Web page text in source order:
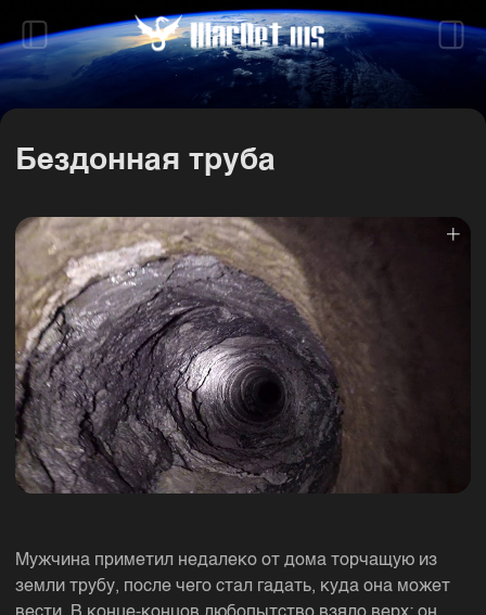
Бездонная труба
Мужчина приметил недалеко от дома торчащую из
земли трубу, после чего стал гадать, куда она может